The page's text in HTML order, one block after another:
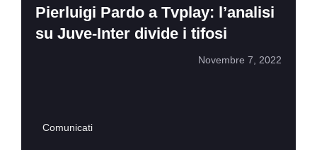
Pierluigi Pardo a Tvplay: l’analisi
su Juve-Inter divide i tifosi
Novembre 7, 2022
Comunicati